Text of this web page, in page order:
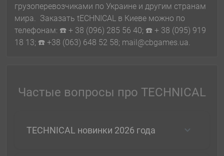
грузоперевозчиками по Украине и другим странам
мира. Заказать tECHNICAL в Киеве можно по
телефонам: ☎️ + 38 (096) 285 56 40; ☎️ + 38 (095) 919
18 13; ☎️ +38 (063) 648 52 58; mail@cbgames.ua.
Частые вопросы про TECHNICAL
TECHNICAL новинки 2026 года